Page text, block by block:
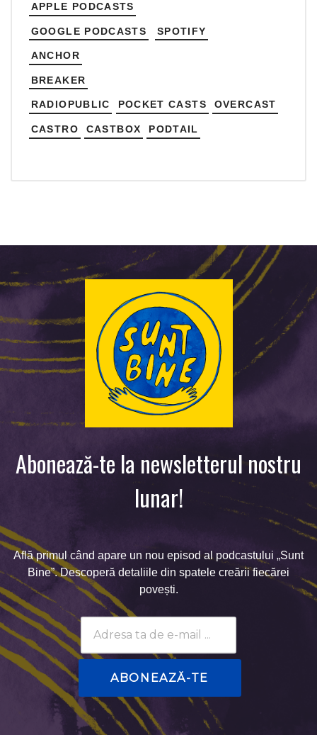
APPLE PODCASTS
GOOGLE PODCASTS SPOTIFY
ANCHOR
BREAKER
RADIOPUBLIC POCKET CASTS OVERCAST
CASTRO CASTBOX PODTAIL
Abonează-te la newsletterul nostru
lunar!
Află primul când apare un nou episod al podcastului „Sunt
Bine”. Descoperă detaliile din spatele creării fiecărei
povești.
Subscribtion
Email